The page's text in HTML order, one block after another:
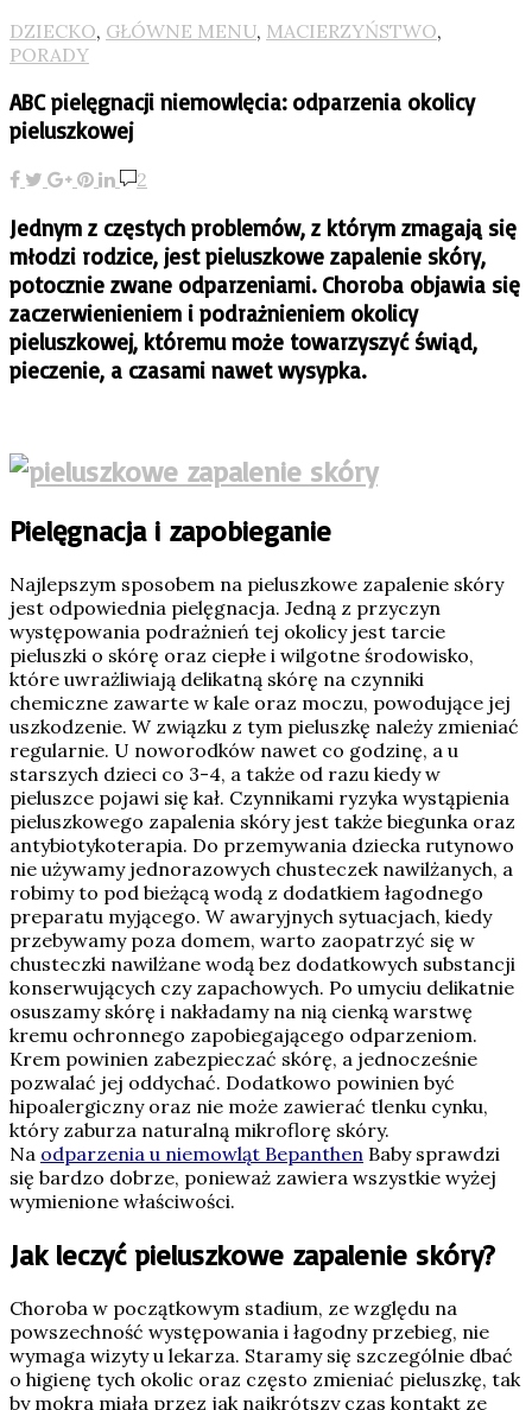
DZIECKO, GŁÓWNE MENU, MACIERZYŃSTWO,
PORADY
ABC pielęgnacji niemowlęcia: odparzenia okolicy
pieluszkowej
2
Jednym z częstych problemów, z którym zmagają się
młodzi rodzice, jest pieluszkowe zapalenie skóry,
potocznie zwane odparzeniami. Choroba objawia się
zaczerwienieniem i podrażnieniem okolicy
pieluszkowej, któremu może towarzyszyć świąd,
pieczenie, a czasami nawet wysypka.
Pielęgnacja i zapobieganie
Najlepszym sposobem na pieluszkowe zapalenie skóry
jest odpowiednia pielęgnacja. Jedną z przyczyn
występowania podrażnień tej okolicy jest tarcie
pieluszki o skórę oraz ciepłe i wilgotne środowisko,
które uwrażliwiają delikatną skórę na czynniki
chemiczne zawarte w kale oraz moczu, powodujące jej
uszkodzenie. W związku z tym pieluszkę należy zmieniać
regularnie. U noworodków nawet co godzinę, a u
starszych dzieci co 3-4, a także od razu kiedy w
pieluszce pojawi się kał. Czynnikami ryzyka wystąpienia
pieluszkowego zapalenia skóry jest także biegunka oraz
antybiotykoterapia. Do przemywania dziecka rutynowo
nie używamy jednorazowych chusteczek nawilżanych, a
robimy to pod bieżącą wodą z dodatkiem łagodnego
preparatu myjącego. W awaryjnych sytuacjach, kiedy
przebywamy poza domem, warto zaopatrzyć się w
chusteczki nawilżane wodą bez dodatkowych substancji
konserwujących czy zapachowych. Po umyciu delikatnie
osuszamy skórę i nakładamy na nią cienką warstwę
kremu ochronnego zapobiegającego odparzeniom.
Krem powinien zabezpieczać skórę, a jednocześnie
pozwalać jej oddychać. Dodatkowo powinien być
hipoalergiczny oraz nie może zawierać tlenku cynku,
który zaburza naturalną mikroflorę skóry.
Na odparzenia u niemowląt Bepanthen Baby sprawdzi
się bardzo dobrze, ponieważ zawiera wszystkie wyżej
wymienione właściwości.
Jak leczyć pieluszkowe zapalenie skóry?
Choroba w początkowym stadium, ze względu na
powszechność występowania i łagodny przebieg, nie
wymaga wizyty u lekarza. Staramy się szczególnie dbać
o higienę tych okolic oraz często zmieniać pieluszkę, tak
by mokra miała przez jak najkrótszy czas kontakt ze